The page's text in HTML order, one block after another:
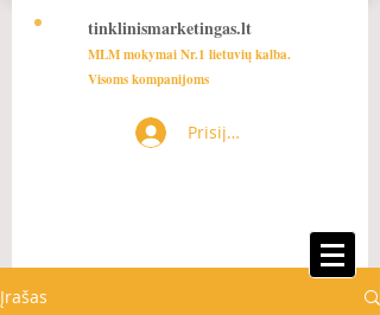
tinklinismarketingas.lt
MLM mokymai Nr.1 lietuvių kalba.
Visoms kompanijoms
Prisijungti
Įrašas